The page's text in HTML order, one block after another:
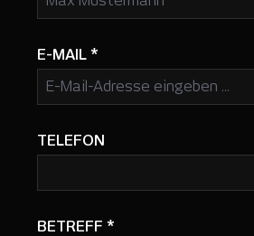
E-MAIL *
TELEFON
BETREFF *